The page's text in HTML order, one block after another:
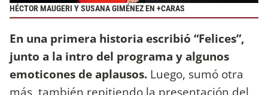
HÉCTOR MAUGERI Y SUSANA GIMÉNEZ EN +CARAS
En una primera historia escribió “Felices”,
junto a la intro del programa y algunos
emoticones de aplausos. Luego, sumó otra